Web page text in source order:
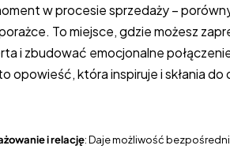
w procesie sprzedaży –
To miejsce, gdzie możesz
i zbudować emocjonalne
opowieść, która inspiruje i skłania do
i relację: Daje możliwość